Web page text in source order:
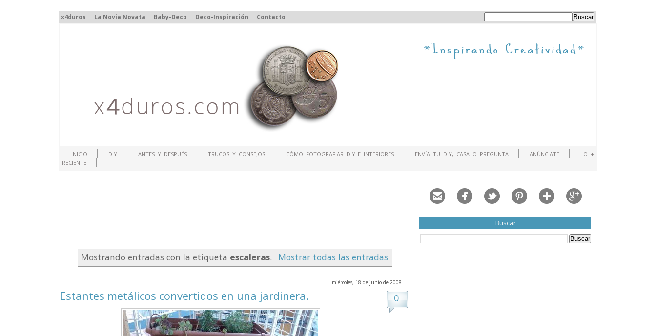
x4duros La Novia Novata Baby-Deco Deco-Inspiración Contacto
INICIO DIY ANTES Y DESPUÉS TRUCOS Y CONSEJOS CÓMO FOTOGRAFIAR DIY E INTERIORES ENVÍA TU DIY, CASA O PREGUNTA ANÚNCIATE
LO +
RECIENTE
Mostrando entradas con la etiqueta escaleras. Mostrar todas las entradas
miércoles, 18 de junio de 2008
0
Estantes metálicos convertidos en una jardinera.
Buscar